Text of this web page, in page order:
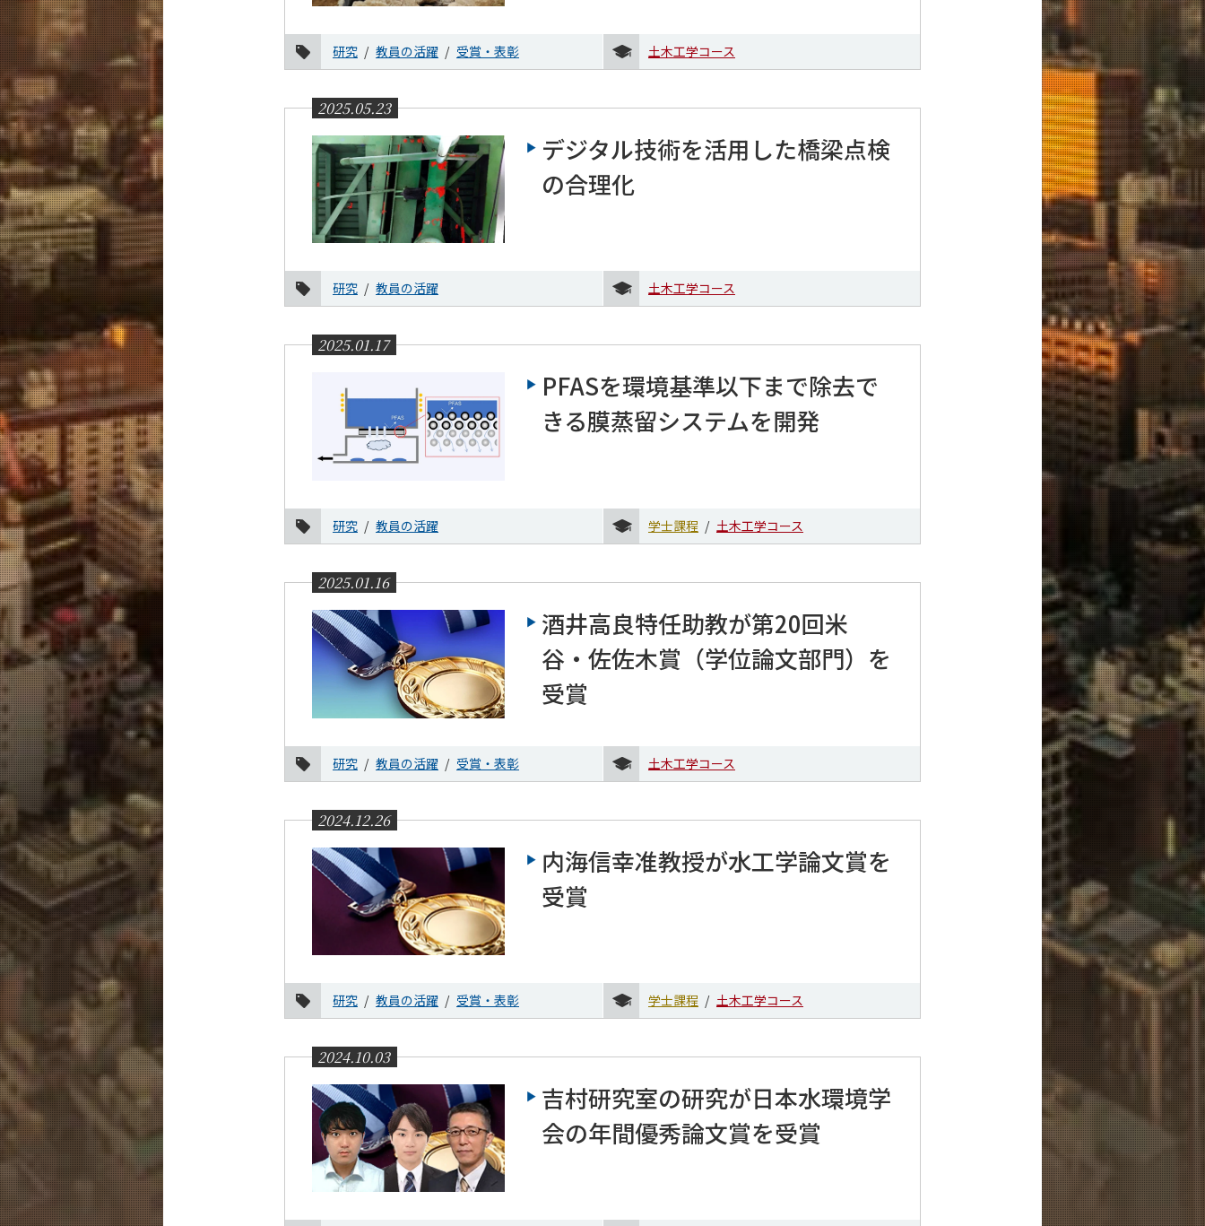
研究 教員の活躍 受賞・表彰 土木工学コース
2025.05.23
デジタル技術を活用した橋梁点検
の合理化
研究 教員の活躍 土木工学コース
2025.01.17
PFASを環境基準以下まで除去で
きる膜蒸留システムを開発
研究 教員の活躍 学士課程 土木工学コース
2025.01.16
酒井高良特任助教が第20回米
谷・佐佐木賞（学位論文部門）を
受賞
研究 教員の活躍 受賞・表彰 土木工学コース
2024.12.26
内海信幸准教授が水工学論文賞を
受賞
研究 教員の活躍 受賞・表彰 学士課程 土木工学コース
2024.10.03
吉村研究室の研究が日本水環境学
会の年間優秀論文賞を受賞
イベントカレンダー